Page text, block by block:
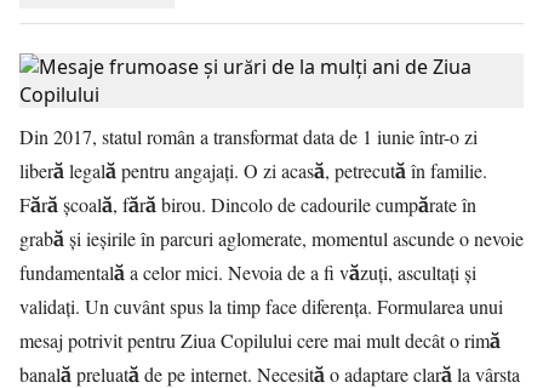
Din 2017, statul român a transformat data de 1 iunie într-o zi
liberă legală pentru angajați. O zi acasă, petrecută în familie.
Fără școală, fără birou. Dincolo de cadourile cumpărate în
grabă și ieșirile în parcuri aglomerate, momentul ascunde o nevoie
fundamentală a celor mici. Nevoia de a fi văzuți, ascultați și
validați. Un cuvânt spus la timp face diferența. Formularea unui
mesaj potrivit pentru Ziua Copilului cere mai mult decât o rimă
banală preluată de pe internet. Necesită o adaptare clară la vârsta